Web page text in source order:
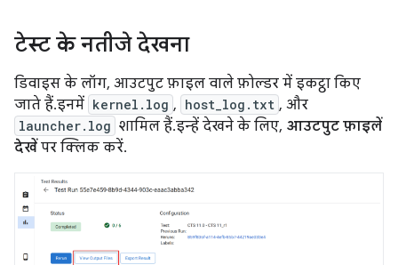
टेस्ट के नतीजे देखना
डिवाइस के लॉग, आउटपुट फ़ाइल वाले फ़ोल्डर में इकट्ठा किए
जाते हैं. इनमें kernel.log , host_log.txt , और
launcher.log शामिल हैं. इन्हें देखने के लिए, आउटपुट फ़ाइलें
देखें पर क्लिक करें.